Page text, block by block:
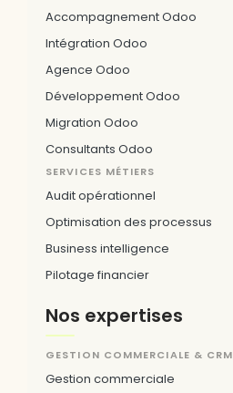
Accompagnement Odoo
Intégration Odoo
Agence Odoo
Développement Odoo
Migration Odoo
Consultants Odoo
SERVICES MÉTIERS
Audit opérationnel
Optimisation des processus
Business intelligence
Pilotage financier
Nos expertises
GESTION COMMERCIALE & CRM
Gestion commerciale